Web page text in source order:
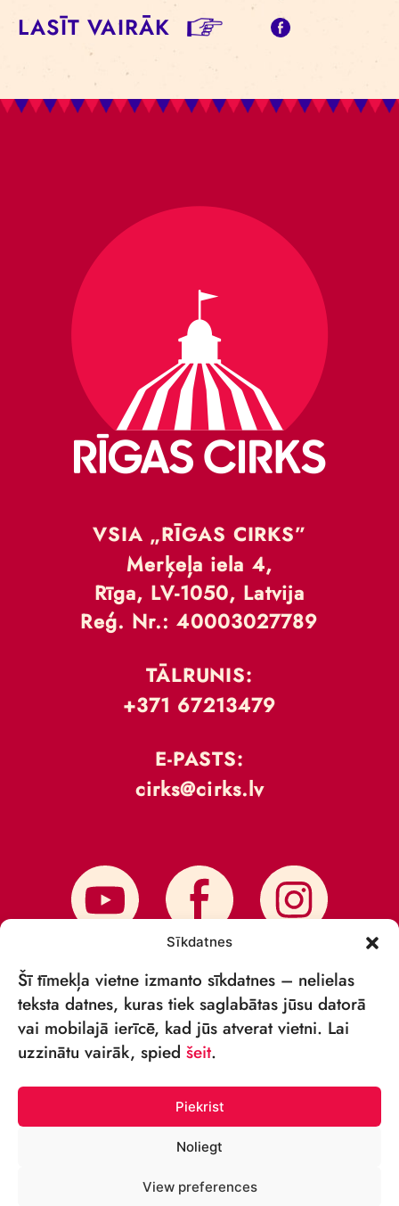
Sīkdatnes
Šī tīmekļa vietne izmanto sīkdatnes – nelielas
teksta datnes, kuras tiek saglabātas jūsu datorā
vai mobilajā ierīcē, kad jūs atverat vietni. Lai
uzzinātu vairāk, spied šeit.
Piekrist
Noliegt
View preferences
LASĪT VAIRĀK
VSIA „RĪGAS CIRKS”
Merķeļa iela 4,
Rīga, LV-1050, Latvija
Reģ. Nr.: 40003027789
TĀLRUNIS:
+371 67213479
E-PASTS:
cirks@cirks.lv
PIESAKIES JAUNUMIEM
© VSIA „RĪGAS CIRKS” 2018—2026